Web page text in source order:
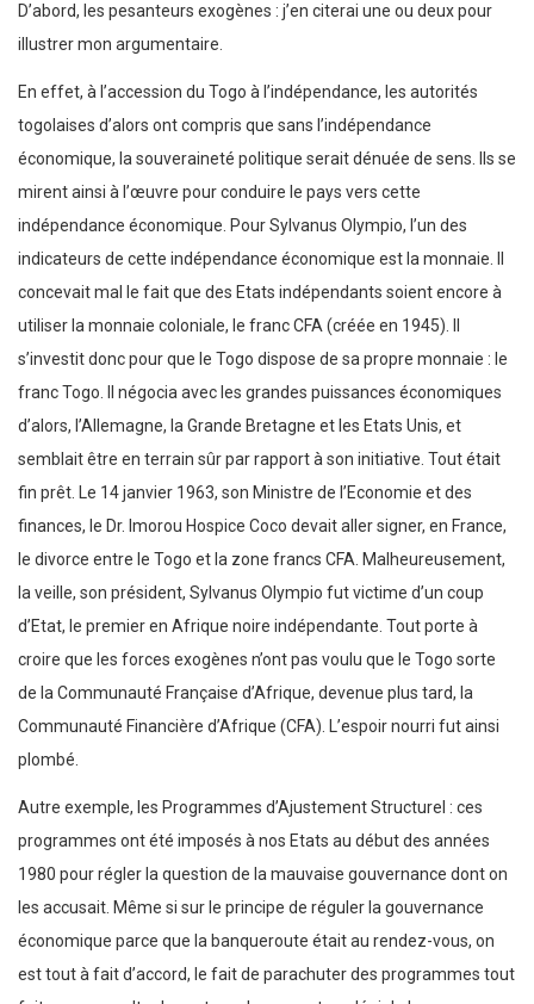
D’abord, les pesanteurs exogènes : j’en citerai une ou deux pour
illustrer mon argumentaire.
En effet, à l’accession du Togo à l’indépendance, les autorités
togolaises d’alors ont compris que sans l’indépendance
économique, la souveraineté politique serait dénuée de sens. Ils se
mirent ainsi à l’œuvre pour conduire le pays vers cette
indépendance économique. Pour Sylvanus Olympio, l’un des
indicateurs de cette indépendance économique est la monnaie. Il
concevait mal le fait que des Etats indépendants soient encore à
utiliser la monnaie coloniale, le franc CFA (créée en 1945). Il
s’investit donc pour que le Togo dispose de sa propre monnaie : le
franc Togo. Il négocia avec les grandes puissances économiques
d’alors, l’Allemagne, la Grande Bretagne et les Etats Unis, et
semblait être en terrain sûr par rapport à son initiative. Tout était
fin prêt. Le 14 janvier 1963, son Ministre de l’Economie et des
finances, le Dr. Imorou Hospice Coco devait aller signer, en France,
le divorce entre le Togo et la zone francs CFA. Malheureusement,
la veille, son président, Sylvanus Olympio fut victime d’un coup
d’Etat, le premier en Afrique noire indépendante. Tout porte à
croire que les forces exogènes n’ont pas voulu que le Togo sorte
de la Communauté Française d’Afrique, devenue plus tard, la
Communauté Financière d’Afrique (CFA). L’espoir nourri fut ainsi
plombé.
Autre exemple, les Programmes d’Ajustement Structurel : ces
programmes ont été imposés à nos Etats au début des années
1980 pour régler la question de la mauvaise gouvernance dont on
les accusait. Même si sur le principe de réguler la gouvernance
économique parce que la banqueroute était au rendez-vous, on
est tout à fait d’accord, le fait de parachuter des programmes tout